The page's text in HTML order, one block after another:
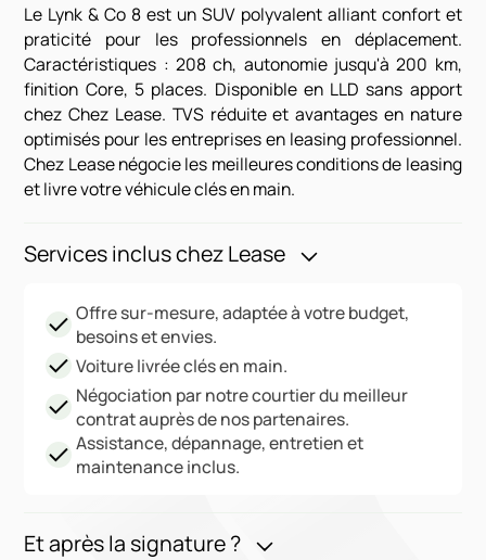
Le Lynk & Co 8 est un SUV polyvalent alliant confort et
praticité pour les professionnels en déplacement.
Caractéristiques : 208 ch, autonomie jusqu'à 200 km,
finition Core, 5 places. Disponible en LLD sans apport
chez Chez Lease. TVS réduite et avantages en nature
optimisés pour les entreprises en leasing professionnel.
Chez Lease négocie les meilleures conditions de leasing
et livre votre véhicule clés en main.
Services inclus chez Lease
Offre sur-mesure, adaptée à votre budget,
besoins et envies.
Voiture livrée clés en main.
Négociation par notre courtier du meilleur
contrat auprès de nos partenaires.
Assistance, dépannage, entretien et
maintenance inclus.
Et après la signature ?